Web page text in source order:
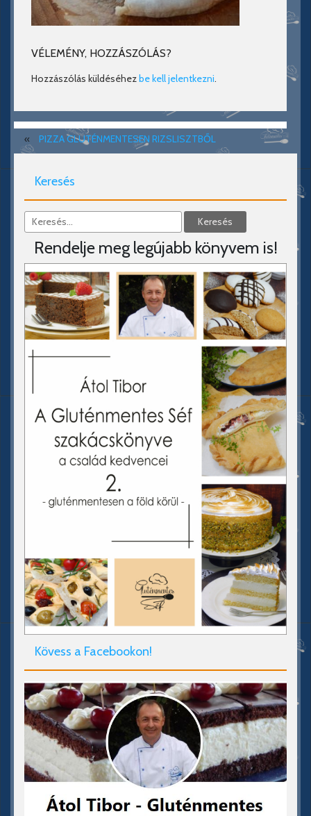
VÉLEMÉNY, HOZZÁSZÓLÁS?
Hozzászólás küldéséhezbe kell jelentkezni.
« PIZZA GLUTÉNMENTESEN RIZSLISZTBŐL
Keresés
Rendelje meg legújabb könyvem is!
Kövess a Facebookon!